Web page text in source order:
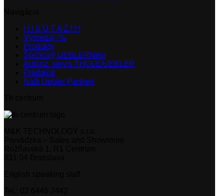
! ! ! S Ú Ť A Ž ! ! !
Výpredaj -%
Produkty
Špičkový UEBLER
Autoriz. servis THULE/UEBLER
Predajne
Naši Uebler Partneri